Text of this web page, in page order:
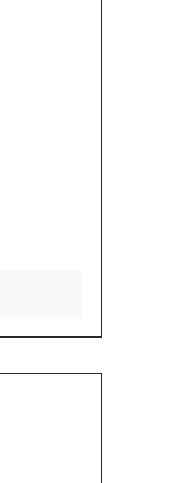
mit
VERMELLO